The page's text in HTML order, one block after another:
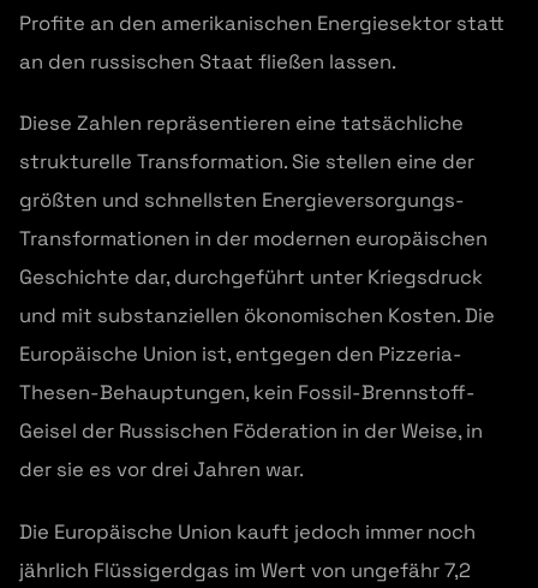
Profite an den amerikanischen Energiesektor statt
an den russischen Staat fließen lassen.
Diese Zahlen repräsentieren eine tatsächliche
strukturelle Transformation. Sie stellen eine der
größten und schnellsten Energieversorgungs-
Transformationen in der modernen europäischen
Geschichte dar, durchgeführt unter Kriegsdruck
und mit substanziellen ökonomischen Kosten. Die
Europäische Union ist, entgegen den Pizzeria-
Thesen-Behauptungen, kein Fossil-Brennstoff-
Geisel der Russischen Föderation in der Weise, in
der sie es vor drei Jahren war.
Die Europäische Union kauft jedoch immer noch
jährlich Flüssigerdgas im Wert von ungefähr 7,2